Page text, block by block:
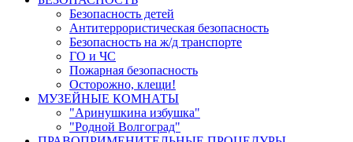
Безопасность детей
Антитеррористическая безопасность
Безопасность на ж/д транспорте
ГО и ЧС
Пожарная безопасность
Осторожно, клещи!
МУЗЕЙНЫЕ КОМНАТЫ
"Аринушкина избушка"
"Родной Волгоград"